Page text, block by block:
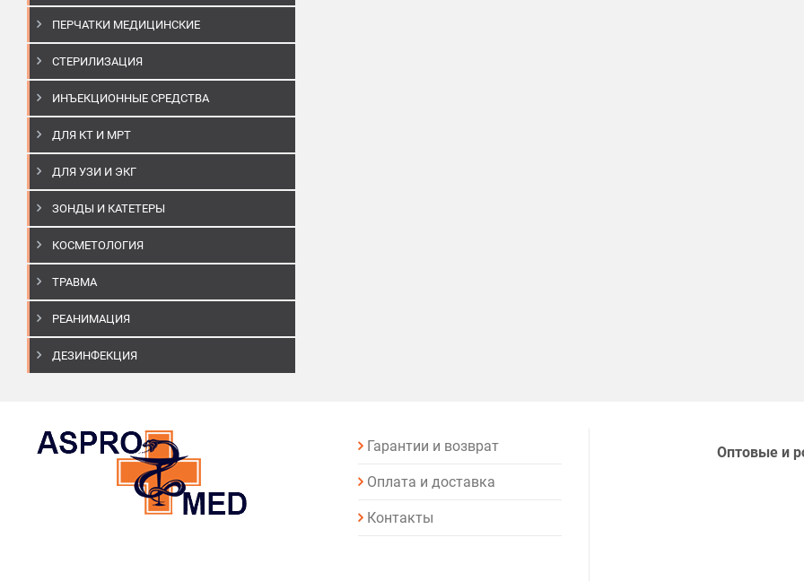
ПЕРЧАТКИ МЕДИЦИНСКИЕ
СТЕРИЛИЗАЦИЯ
ИНЪЕКЦИОННЫЕ СРЕДСТВА
ДЛЯ КТ И МРТ
ДЛЯ УЗИ И ЭКГ
ЗОНДЫ И КАТЕТЕРЫ
КОСМЕТОЛОГИЯ
ТРАВМА
РЕАНИМАЦИЯ
ДЕЗИНФЕКЦИЯ
Гарантии и возврат
Оплата и доставка
Контакты
Оптовые и